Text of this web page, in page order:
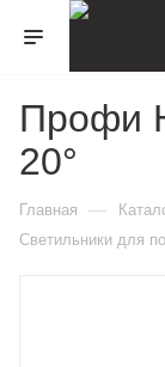
Профи
20°
Главная —
Светильники для